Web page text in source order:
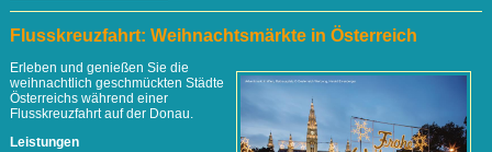
Flusskreuzfahrt: Weihnachtsmärkte in Österreich
Erleben und genießen Sie die
weihnachtlich geschmückten Städte
Österreichs während einer
Flusskreuzfahrt auf der Donau.
Leistungen